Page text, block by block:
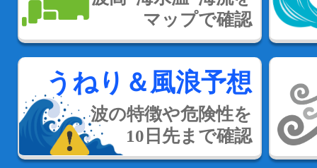
マップで確認
うねり＆風浪予想
波の特徴や危険性を
10日先まで確認